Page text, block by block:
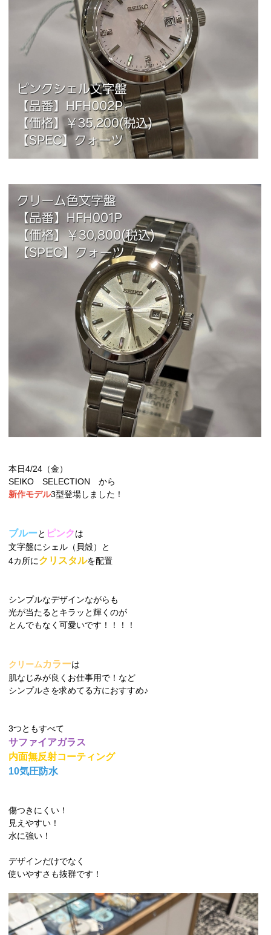
本日4/24（金）
SEIKO SELECTION から
新作モデル3型登場しました！
ブルーと ピンクは
文字盤にシェル（貝殻）と
4カ所にクリスタルを配置
シンプルなデザインながらも
光が当たるとキラッと輝くのが
とんでもなく可愛いです！！！！
クリームカラーは
肌なじみが良くお仕事用で！など
シンプルさを求めてる方におすすめ♪
3つともすべて
サファイアガラス
内面無反射コーティング
10気圧防水
傷つきにくい！
見えやすい！
水に強い！
デザインだけでなく
使いやすさも抜群です！